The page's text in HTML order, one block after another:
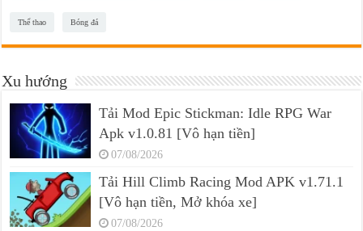
Thể thao Bóng đá
Xu hướng
Tải Mod Epic Stickman: Idle RPG War
Apk v1.0.81 [Vô hạn tiền]
07/08/2026
Tải Hill Climb Racing Mod APK v1.71.1
[Vô hạn tiền, Mở khóa xe]
07/08/2026